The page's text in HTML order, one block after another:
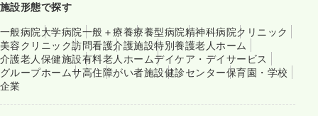
施設形態で探す
一般病院大学病院一般＋療養療養型病院精神科病院クリニック
美容クリニック訪問看護介護施設特別養護老人ホーム
介護老人保健施設有料老人ホームデイケア・デイサービス
グループホームサ高住障がい者施設健診センター保育園・学校
企業